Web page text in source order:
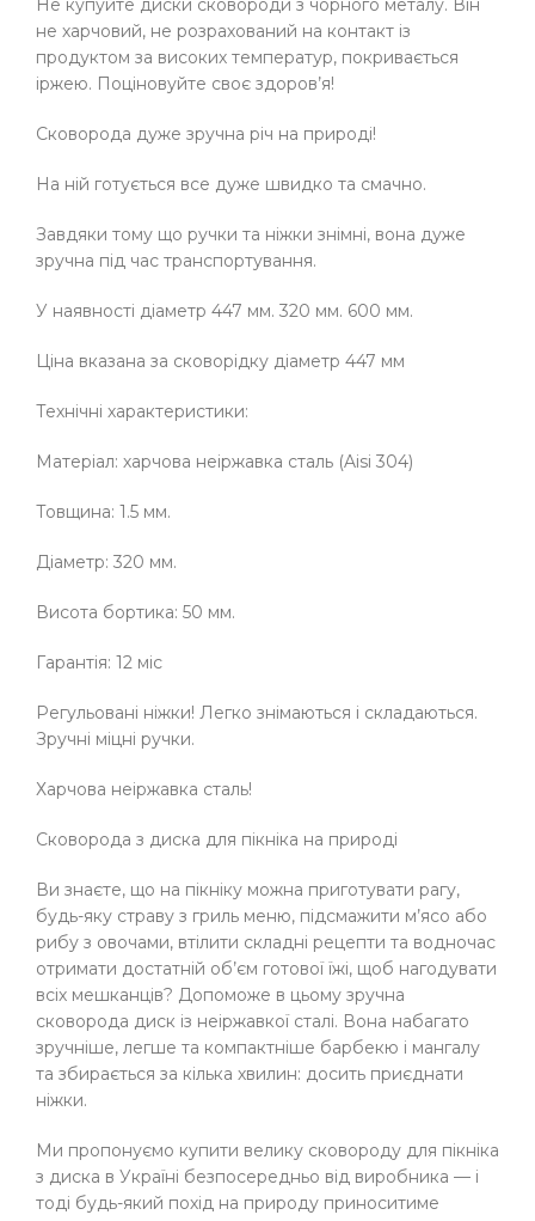
Не купуйте диски сковороди з чорного металу. Він
не харчовий, не розрахований на контакт із
продуктом за високих температур, покривається
іржею. Поціновуйте своє здоров’я!
Сковорода дуже зручна річ на природі!
На ній готується все дуже швидко та смачно.
Завдяки тому що ручки та ніжки знімні, вона дуже
зручна під час транспортування.
У наявності діаметр 447 мм. 320 мм. 600 мм.
Ціна вказана за сковорідку діаметр 447 мм
Технічні характеристики:
Матеріал: харчова неіржавка сталь (Aisi 304)
Товщина: 1.5 мм.
Діаметр: 320 мм.
Висота бортика: 50 мм.
Гарантія: 12 міс
Регульовані ніжки! Легко знімаються і складаються.
Зручні міцні ручки.
Харчова неіржавка сталь!
Сковорода з диска для пікніка на природі
Ви знаєте, що на пікніку можна приготувати рагу,
будь-яку страву з гриль меню, підсмажити м’ясо або
рибу з овочами, втілити складні рецепти та водночас
отримати достатній об’єм готової їжі, щоб нагодувати
всіх мешканців? Допоможе в цьому зручна
сковорода диск із неіржавкої сталі. Вона набагато
зручніше, легше та компактніше барбекю і мангалу
та збирається за кілька хвилин: досить приєднати
ніжки.
Ми пропонуємо купити велику сковороду для пікніка
з диска в Україні безпосередньо від виробника — і
тоді будь-який похід на природу приноситиме